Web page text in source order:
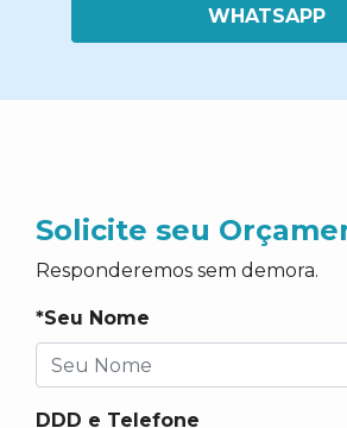
WHATSAPP
Solicite seu
Responderemos sem demora.
*Seu Nome
DDD e Telefone